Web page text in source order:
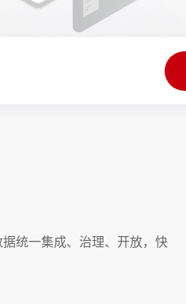
统一集成、治理、开放，快